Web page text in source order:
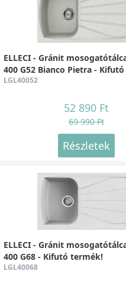
ELLECI - Gránit
400 G52 Bianco Pietra -
LGL40052
52 890 Ft
69 990 Ft
Részletek
ELLECI - Gránit
400 G68 - Kifutó termék!
LGL40068